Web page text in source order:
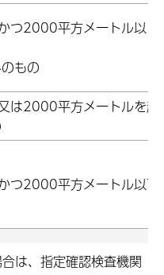
つ2000平方メートル以
もの
は2000平方メートルを超
つ2000平方メートル以下
は、指定確認検査機関